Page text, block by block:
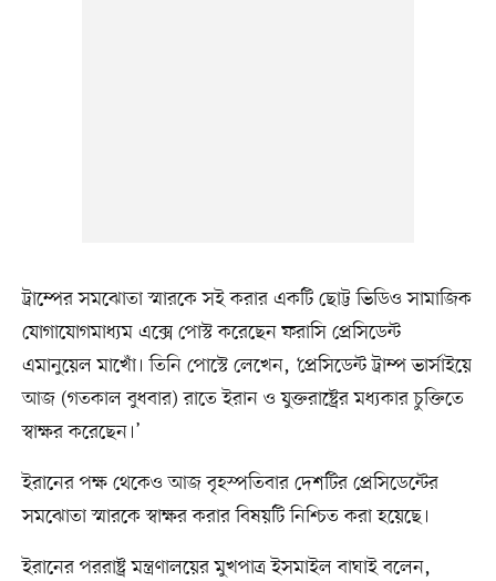
ট্রাম্পের সমঝোতা স্মারকে সই করার একটি ছোট্ট ভিডিও সামাজিক
যোগাযোগমাধ্যম এক্সে পোস্ট করেছেন ফরাসি প্রেসিডেন্ট
এমানুয়েল মাখোঁ। তিনি পোস্টে লেখেন, ‘প্রেসিডেন্ট ট্রাম্প ভার্সাইয়ে
আজ (গতকাল বুধবার) রাতে ইরান ও যুক্তরাষ্ট্রের মধ্যকার চুক্তিতে
স্বাক্ষর করেছেন।’
ইরানের পক্ষ থেকেও আজ বৃহস্পতিবার দেশটির প্রেসিডেন্টের
সমঝোতা স্মারকে স্বাক্ষর করার বিষয়টি নিশ্চিত করা হয়েছে।
ইরানের পররাষ্ট্র মন্ত্রণালয়ের মুখপাত্র ইসমাইল বাঘাই বলেন,